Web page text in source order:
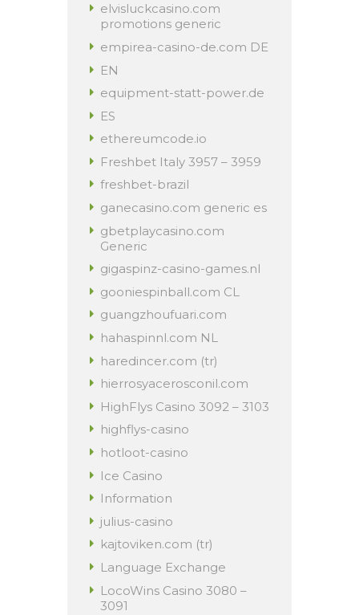
elvisluckcasino.com
promotions generic
empirea-casino-de.com DE
EN
equipment-statt-power.de
ES
ethereumcode.io
Freshbet Italy 3957 – 3959
freshbet-brazil
ganecasino.com generic es
gbetplaycasino.com
Generic
gigaspinz-casino-games.nl
gooniespinball.com CL
guangzhoufuari.com
hahaspinnl.com NL
haredincer.com (tr)
hierrosyacerosconil.com
HighFlys Casino 3092 – 3103
highflys-casino
hotloot-casino
Ice Casino
Information
julius-casino
kajtoviken.com (tr)
Language Exchange
LocoWins Casino 3080 –
3091